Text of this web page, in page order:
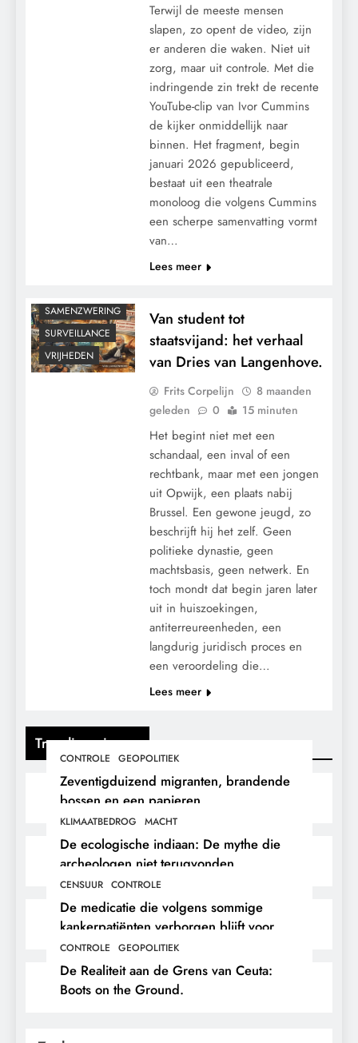
Trending nieuws
CONTROLE GEOPOLITIEK
Zeventigduizend migranten, brandende
bossen en een papieren
stikstofwerkelijkheid.
KLIMAATBEDROG MACHT
De ecologische indiaan: De mythe die
archeologen niet terugvonden.
CENSUUR CONTROLE
De medicatie die volgens sommige
kankerpatiënten verborgen blijft voor
hun eigen arts.
CONTROLE GEOPOLITIEK
De Realiteit aan de Grens van Ceuta:
Boots on the Ground.
Terwijl de meeste mensen
slapen, zo opent de video, zijn
er anderen die waken. Niet uit
zorg, maar uit controle. Met die
indringende zin trekt de recente
YouTube-clip van Ivor Cummins
de kijker onmiddellijk naar
binnen. Het fragment, begin
januari 2026 gepubliceerd,
bestaat uit een theatrale
monoloog die volgens Cummins
een scherpe samenvatting vormt
van…
Lees meer
SAMENZWERING
SURVEILLANCE
VRIJHEDEN
Van student tot
staatsvijand: het verhaal
van Dries van Langenhove.
Frits Corpelijn
8 maanden
geleden
0 15 minuten
Het begint niet met een
schandaal, een inval of een
rechtbank, maar met een jongen
uit Opwijk, een plaats nabij
Brussel. Een gewone jeugd, zo
beschrijft hij het zelf. Geen
politieke dynastie, geen
machtsbasis, geen netwerk. En
toch mondt dat begin jaren later
uit in huiszoekingen,
antiterreureenheden, een
langdurig juridisch proces en
een veroordeling die…
Lees meer